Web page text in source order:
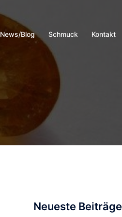
News/Blog Schmuck Kontakt
Neueste Beiträge